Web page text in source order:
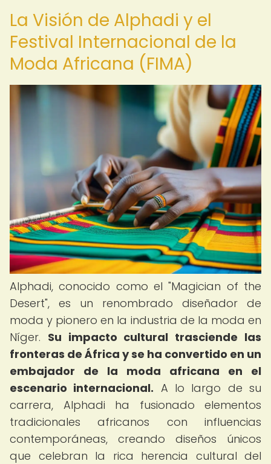
La Visión de Alphadi y el
Festival Internacional de la
Moda Africana (FIMA)
Alphadi, conocido como el "Magician of the
Desert", es un renombrado diseñador de
moda y pionero en la industria de la moda en
Níger. Su impacto cultural trasciende las
fronteras de África y se ha convertido en un
embajador de la moda africana en el
escenario internacional. A lo largo de su
carrera, Alphadi ha fusionado elementos
tradicionales africanos con influencias
contemporáneas, creando diseños únicos
que celebran la rica herencia cultural del